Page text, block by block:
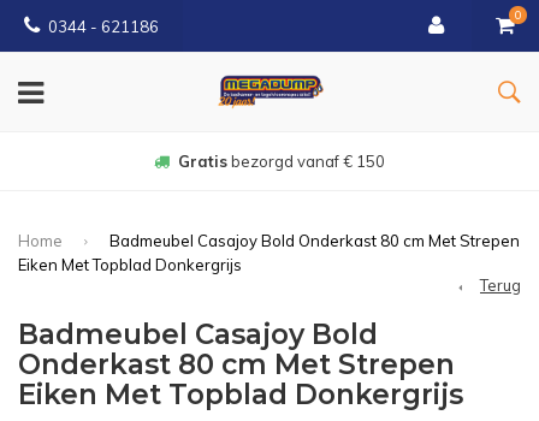
0344 - 621186
0
Gratisbezorgd vanaf € 150
Home
Badmeubel Casajoy Bold Onderkast 80 cm Met Strepen
Eiken Met Topblad Donkergrijs
Terug
Badmeubel Casajoy Bold
Onderkast 80 cm Met Strepen
Eiken Met Topblad Donkergrijs